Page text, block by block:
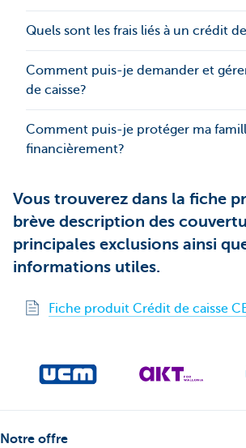
Quels sont les frais liés à un crédit
Comment puis-je demander et
de caisse?
Comment puis-je protéger ma
financièrement?
Vous trouverez dans la fiche
brève description des
principales exclusions ainsi
informations utiles.
Fiche produit Crédit de caisse
Notre offre